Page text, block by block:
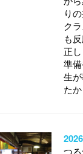
り
ク
も
正
準
生
た
つ